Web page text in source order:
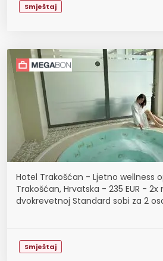
Smještaj
Hotel Trakošćan - Ljetno wellness
Trakošćan, Hrvatska - 235 EUR -
dvokrevetnoj Standard sobi za 2
Smještaj